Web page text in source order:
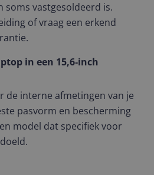
soms vastgesoldeerd is.
of vraag een erkend
in een 15,6‑inch
de interne afmetingen van je
pasvorm en bescherming
model dat specifiek voor